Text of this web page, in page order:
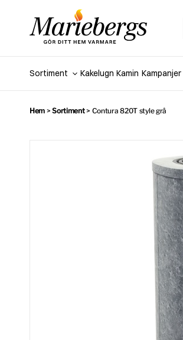
Sortiment Kakelugn Kamin Kampanjer
Hem >Sortiment> Contura 820T style grå